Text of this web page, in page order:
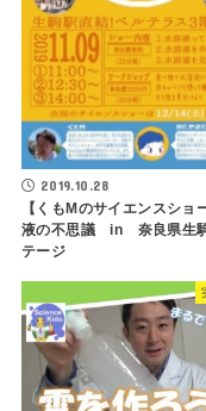
2019.10.28
【くもMのサイエンスショ
液の不思議 in 奈良県生
テージ